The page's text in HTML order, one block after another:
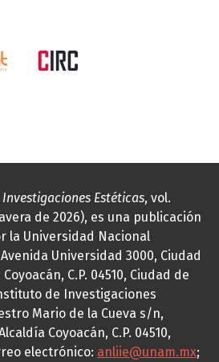
Estéticas, vol.
de 2026), es una publicación
la Universidad Nacional
Universidad 3000, Ciudad
C.P. 04510, Ciudad de
de Investigaciones
Mario de la Cueva s/n,
Coyoacán, C.P. 04510,
electrónico: anliie@unam.mx;